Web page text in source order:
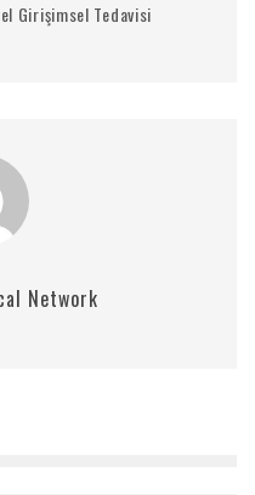
Girişimsel Tedavisi
Network